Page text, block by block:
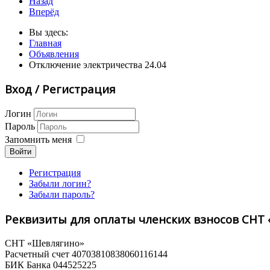
Вперёд
Вы здесь:
Главная
Объявления
Отключение электричества 24.04
Вход / Регистрация
Логин
Пароль
Запомнить меня
Войти
Регистрация
Забыли логин?
Забыли пароль?
Реквизиты для оплаты членских взносов СНТ
СНТ «Шевлягино»
Расчетный счет 40703810838060116144
БИК Банка 044525225